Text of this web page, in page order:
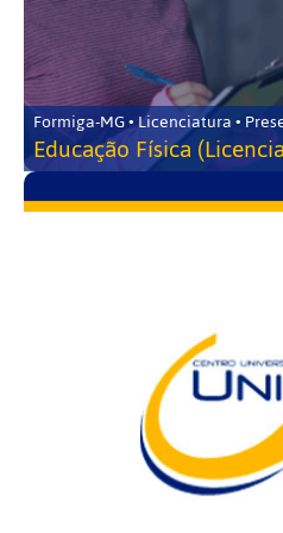
Formiga-MG • Licenciatura •
Educação Física